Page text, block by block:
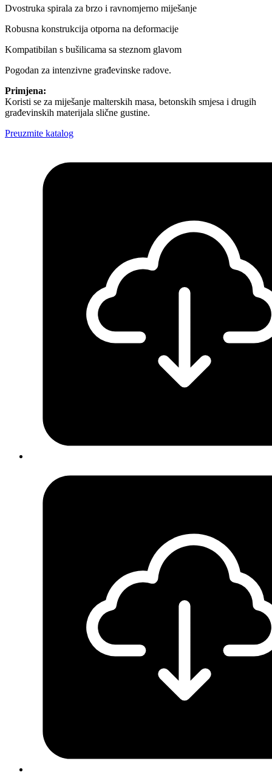
Dvostruka spirala za brzo i ravnomjerno miješanje
Robusna konstrukcija otporna na deformacije
Kompatibilan s bušilicama sa steznom glavom
Pogodan za intenzivne građevinske radove.
Primjena:
Koristi se za miješanje malterskih masa, betonskih smjesa i drugih
građevinskih materijala slične gustine.
Preuzmite katalog